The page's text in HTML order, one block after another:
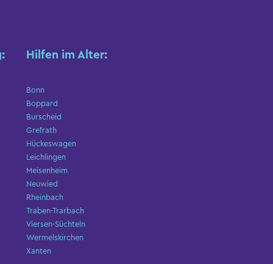
Hilfen im Alter:
Bonn
Boppard
Burscheid
Grefrath
Hückeswagen
Leichlingen
Meisenheim
Neuwied
Rheinbach
Traben-Trarbach
Viersen-Süchteln
Wermelskirchen
Xanten